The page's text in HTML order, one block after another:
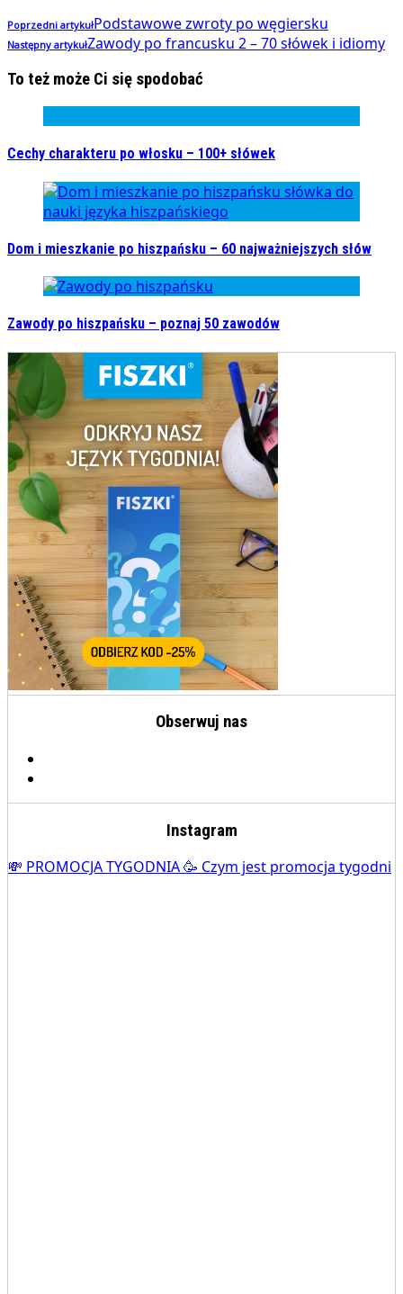
Poprzedni artykułPodstawowe zwroty po węgiersku
Następny artykułZawody po francusku 2 – 70 słówek i idiomy
To też może Ci się spodobać
Cechy charakteru po włosku – 100+ słówek
Dom i mieszkanie po hiszpańsku – 60 najważniejszych słów
Zawody po hiszpańsku – poznaj 50 zawodów
Obserwuj nas
Instagram
💸 PROMOCJA TYGODNIA 🥳 Czym jest promocja tygodni